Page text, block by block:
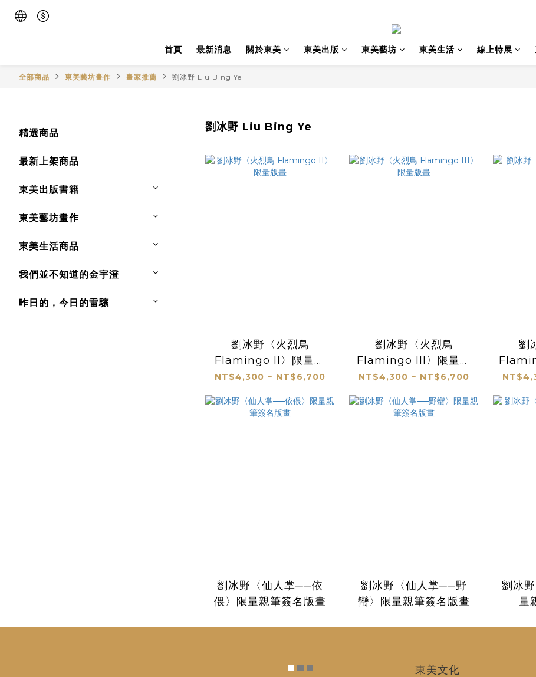
首頁 最新消息 關於東美 東美出版 東美藝坊 東美生活 線上特展
全部商品 東美藝坊畫作 畫家推薦 劉冰野 Liu Bing Ye
精選商品
最新上架商品
東美出版書籍
東美藝坊畫作
東美生活商品
我們並不知道的金宇澄
昨日的，今日的雷驤
劉冰野 Liu Bing Ye
劉冰野〈火烈鳥
Flamingo II〉限量版
畫
NT$4,300 ~ NT$6,700
劉冰野〈火烈鳥
Flamingo III〉限量版
畫
NT$4,300 ~ NT$6,700
劉
劉冰野〈仙人掌──依
偎〉限量親筆簽名版畫
劉冰野〈仙人掌──野
蠻〉限量親筆簽名版畫
劉冰
量
東美文化